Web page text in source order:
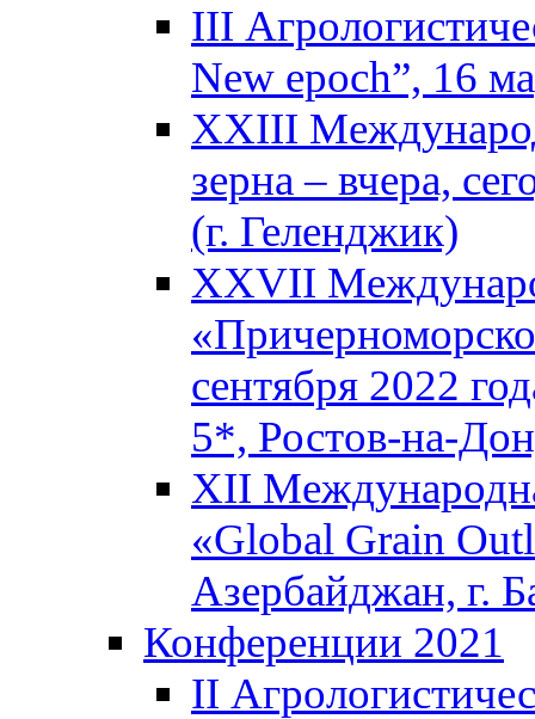
III
New epoch”, 16
XXIII
зерна – вчера,
(г. Геленджик)
XXVII
сентября 2022
5*, Ростов-на-
XII
«Global Grain
Азербайджан, г.
Конференции 2021
II